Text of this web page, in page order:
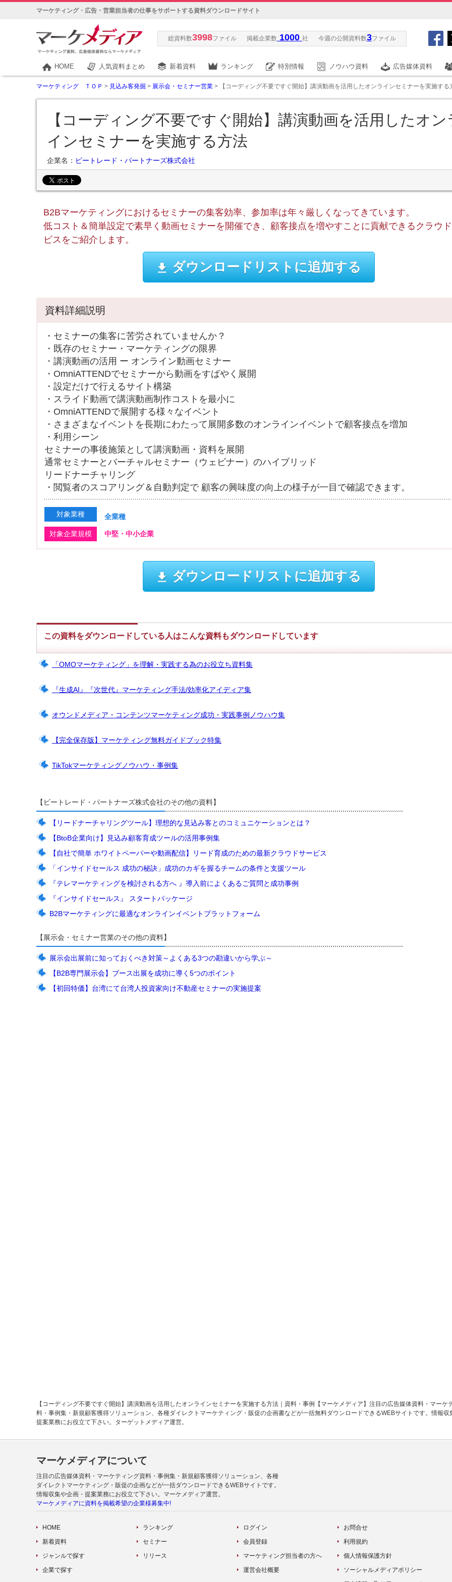
マーケティング・広告・営業担当者の仕事をサポートする資料ダウンロードサイト
総資料数3998ファイル 掲載企業数 1000 社 今週の公開資料数3ファイル
HOME 人気資料まとめ 新着資料 ランキング 特別情報 ノウハウ資料 広告媒体資料
マーケティング ＴＯＰ > 見込み客発掘 > 展示会・セミナー営業 > 【コーディング不要ですぐ開始】講演動画を活用したオンラインセミナーを実施する
【コーディング不要ですぐ開始】講演動画を活用したオン
インセミナーを実施する方法
企業名： ビートレード・パートナーズ株式会社
B2Bマーケティングにおけるセミナーの集客効率、参加率は年々厳しくなってきています。
低コスト＆簡単設定で素早く動画セミナーを開催でき、顧客接点を増やすことに貢献できるクラウ
ビスをご紹介します。
ダウンロードリストに追加する
資料詳細説明
・セミナーの集客に苦労されていませんか？
・既存のセミナー・マーケティングの限界
・講演動画の活⽤ ー オンライン動画セミナー
・OmniATTENDでセミナーから動画をすばやく展開
・設定だけで⾏えるサイト構築
・スライド動画で講演動画制作コストを最⼩に
・OmniATTENDで展開する様々なイベント
・さまざまなイベントを⻑期にわたって展開多数のオンラインイベントで顧客接点を増加
・利⽤シーン
セミナーの事後施策として講演動画・資料を展開
通常セミナーとバーチャルセミナー（ウェビナー）のハイブリッド
リードナーチャリング
・閲覧者のスコアリング＆自動判定で 顧客の興味度の向上の様子が一目で確認できます。
対象業種 全業種
対象企業規模 中堅・中小企業
ダウンロードリストに追加する
この資料をダウンロードしている人はこんな資料もダウンロードしています
「OMOマーケティング」を理解・実践する為のお役立ち資料集
『生成AI』『次世代』マーケティング手法/効率化アイディア集
オウンドメディア・コンテンツマーケティング成功・実践事例ノウハウ集
【完全保存版】マーケティング無料ガイドブック特集
TikTokマーケティングノウハウ・事例集
【ビートレード・パートナーズ株式会社のその他の資料】
【リードナーチャリングツール】理想的な見込み客とのコミュニケーションとは？
【BtoB企業向け】見込み顧客育成ツールの活用事例集
【自社で簡単 ホワイトペーパーや動画配信】リード育成のための最新クラウドサービス
「インサイドセールス 成功の秘訣」成功のカギを握るチームの条件と支援ツール
『テレマーケティングを検討される方へ 』導入前によくあるご質問と成功事例
『インサイドセールス』 スタートパッケージ
B2Bマーケティングに最適なオンラインイベントプラットフォーム
【展示会・セミナー営業のその他の資料】
展示会出展前に知っておくべき対策～よくある3つの勘違いから学ぶ～
【B2B専門展示会】ブース出展を成功に導く5つのポイント
【初回特価】台湾にて台湾人投資家向け不動産セミナーの実施提案
【コーディング不要ですぐ開始】講演動画を活用したオンラインセミナーを実施する方法｜資料・事例【マーケメディア】注目の広告媒体資料・マーケ
料・事例集・新規顧客獲得ソリューション、各種ダイレクトマーケティング・販促の企画書などが一括無料ダウンロードできるWEBサイトです。情報収
提案業務にお役立て下さい。ターゲットメディア運営。
マーケメディアについて
注目の広告媒体資料・マーケティング資料・事例集・新規顧客獲得ソリューション、各種
ダイレクトマーケティング・販促の企画などが一括ダウンロードできるWEBサイトです。
情報収集や企画・提案業務にお役立て下さい。マーケメディア運営。
マーケメディアに資料を掲載希望の企業様募集中!
HOME
新着資料
ジャンルで探す
企業で探す
ランキング
セミナー
リリース
ログイン
会員登録
マーケティング担当者の方へ
運営会社概要
お問合せ
利用規約
個人情報保護方針
ソーシャルメディアポリシー